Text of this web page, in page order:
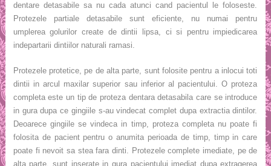
dentare detasabile sa nu cada atunci cand pacientul le foloseste.
Protezele partiale detasabile sunt eficiente, nu numai pentru
umplerea golurilor create de dintii lipsa, ci si pentru impiedicarea
indepartarii dintiilor naturali ramasi.
Protezele protetice, pe de alta parte, sunt folosite pentru a inlocui toti
dintii in arcul maxilar superior sau inferior al pacientului. O proteza
completa este un tip de proteza dentara detasabila care se introduce
in gura dupa ce gingiile s-au vindecat complet dupa extractia dintilor.
Deoarece gingiile se vindeca in timp, proteza completa nu poate fi
folosita de pacient pentru o anumita perioada de timp, timp in care
poate fi nevoit sa stea fara dinti. Protezele complete imediate, pe de
alta parte, sunt inserate in gura pacientului imediat dupa extragerea